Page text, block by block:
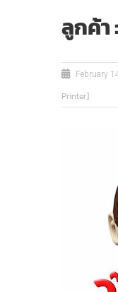
ลูกค้า
February
Printer]